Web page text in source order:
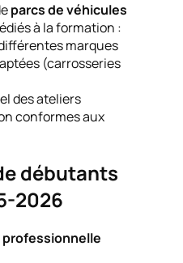
parcs de véhicules
à la formation :
marques
(carrosseries
des ateliers
conformes aux
débutants
2026
professionnelle